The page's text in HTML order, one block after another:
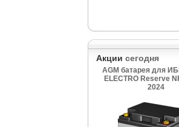
Акции сегодня
AGM батарея для
ELECTRO Reserve
2024